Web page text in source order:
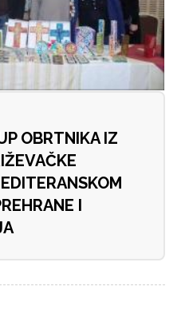
OBRTNIKA IZ
I